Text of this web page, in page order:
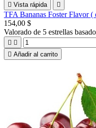
 Vista rápida 
TFA Bananas Foster Flavor
154,00 $
Valorado de 5 estrellas
 
 Añadir al carrito